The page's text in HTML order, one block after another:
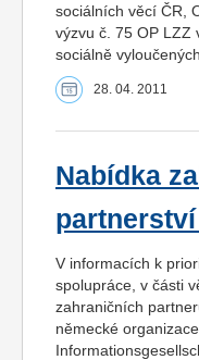
sociálních věcí ČR,
výzvu č. 75 OP LZZ
sociálně
28. 04. 2011
Nabídka
V informacích k
spolupráce, v části
zahraničních
německé